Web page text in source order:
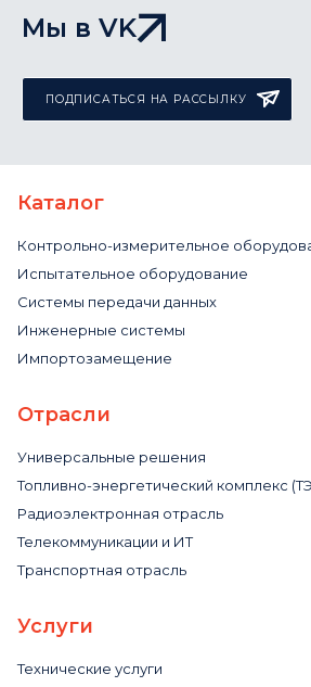
Мы в VK
ПОДПИСАТЬСЯ НА РАССЫЛКУ
Каталог
Контрольно-измерительное
Испытательное оборудование
Системы передачи данных
Инженерные системы
Импортозамещение
Отрасли
Универсальные решения
Топливно-энергетический комплекс
Радиоэлектронная отрасль
Телекоммуникации и ИТ
Транспортная отрасль
Услуги
Технические услуги